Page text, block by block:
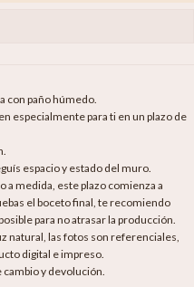
con paño húmedo.
especialmente para ti en un plazo de
espacio y estado del muro.
a medida, este plazo comienza a
el boceto final, te recomiendo
para no atrasar la producción.
natural, las fotos son referenciales,
digital e impreso.
y devolución.